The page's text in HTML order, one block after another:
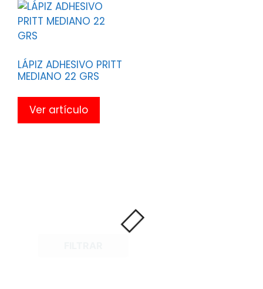
LÁPIZ ADHESIVO PRITT
MEDIANO 22 GRS
Ver artículo